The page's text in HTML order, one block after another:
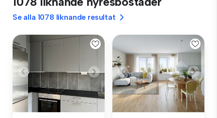
Se alla 1078 liknande resultat